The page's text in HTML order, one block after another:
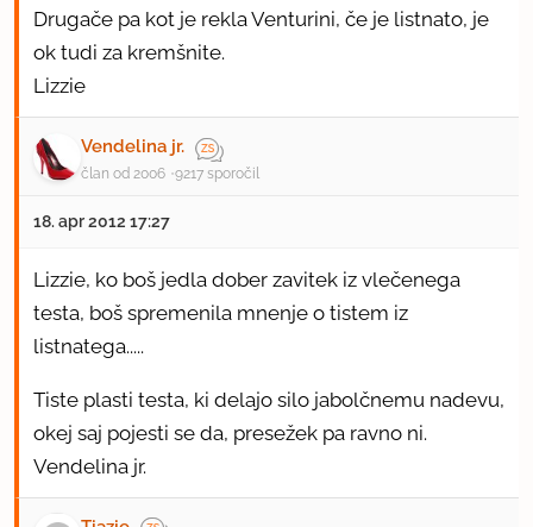
Drugače pa kot je rekla Venturini, če je listnato, je
ok tudi za kremšnite.
Lizzie
Vendelina jr.
član od 2006 9217 sporočil
18. apr 2012 17:27
Lizzie, ko boš jedla dober zavitek iz vlečenega
testa, boš spremenila mnenje o tistem iz
listnatega.....
Tiste plasti testa, ki delajo silo jabolčnemu nadevu,
okej saj pojesti se da, presežek pa ravno ni.
Vendelina jr.